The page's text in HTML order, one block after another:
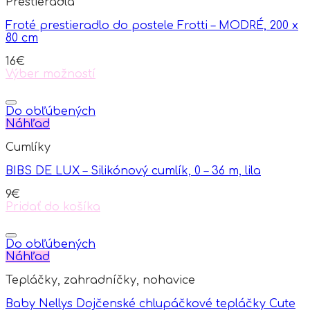
Froté prestieradlo do postele Frotti – MODRÉ, 200 x
80 cm
16€
Výber možností
product
has
multiple
The
may
chosen
on
product
page
Do obľúbených
Náhľad
Cumlíky
BIBS DE LUX – Silikónový cumlík, 0 – 36 m, lila
9€
Pridať do košíka
Do obľúbených
Náhľad
Tepláčky, zahradníčky, nohavice
Baby Nellys Dojčenské chlupáčkové tepláčky Cute